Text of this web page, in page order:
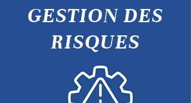
GESTION DES
RISQUES